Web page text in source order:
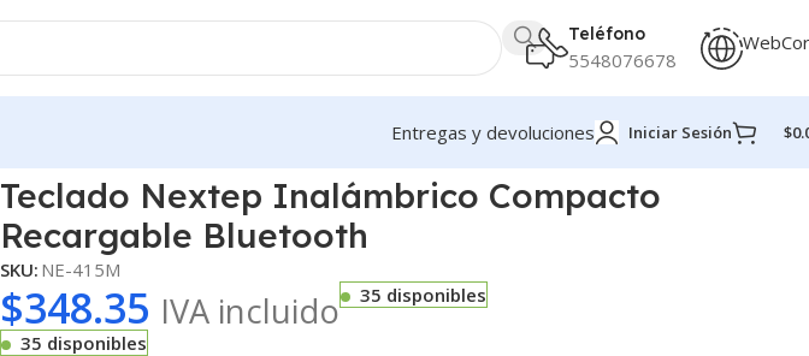
Teléfono
5548076678
Entregas y devoluciones Iniciar Sesión $
Teclado Nextep Inalámbrico Compacto
Recargable Bluetooth
SKU: NE-415M
$348.35 IVA incluido
35 disponibles
35 disponibles